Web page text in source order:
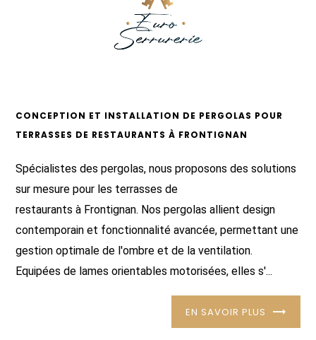
CONCEPTION ET INSTALLATION DE PERGOLAS POUR
TERRASSES DE RESTAURANTS À FRONTIGNAN
Spécialistes des pergolas, nous proposons des solutions
sur mesure pour les terrasses de
restaurants à Frontignan. Nos pergolas allient design
contemporain et fonctionnalité avancée, permettant une
gestion optimale de l'ombre et de la ventilation.
Equipées de lames orientables motorisées, elles s'...
EN SAVOIR PLUS